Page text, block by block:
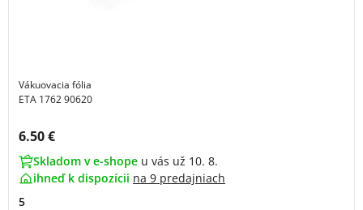
Vákuovacia fólia
ETA 1762 90620
Cena s DPH:
6.50 €
Skladom v e-shope u vás už 10. 8.
ihneď k dispozícii na 9 predajniach
5